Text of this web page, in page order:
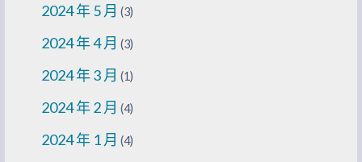
2024 年 5 月 (3)
2024 年 4 月 (3)
2024 年 3 月 (1)
2024 年 2 月 (4)
2024 年 1 月 (4)